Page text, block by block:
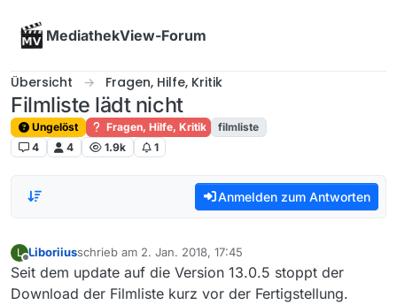
MediathekView-Forum
Übersicht Fragen, Hilfe, Kritik
Filmliste lädt nicht
Ungelöst Fragen, Hilfe, Kritik
filmliste
4
4 1.9k 1
Anmelden zum Antworten
L
Offline
Liboriiusschrieb am 2. Jan. 2018, 17:45
zuletzt editiert von
Seit dem update auf die Version 13.0.5 stoppt der
Download der Filmliste kurz vor der Fertigstellung.